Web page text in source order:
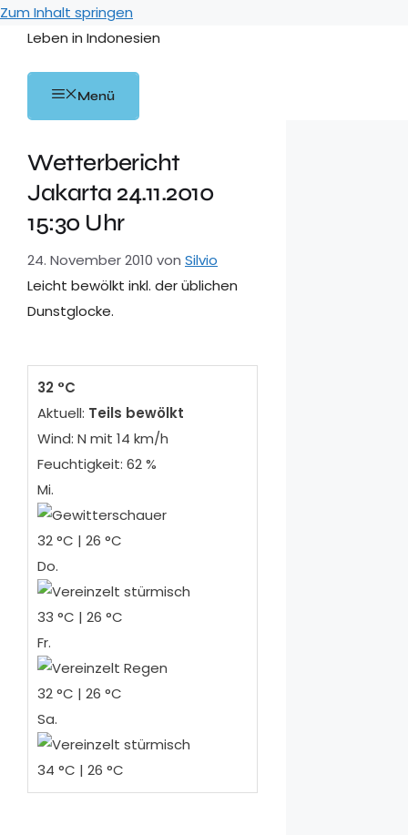
Zum Inhalt springen
Leben in Indonesien
Menü
Wetterbericht
Jakarta 24.11.2010
15:30 Uhr
24. November 2010 von Silvio
Leicht bewölkt inkl. der üblichen
Dunstglocke.
32 °C
Aktuell: Teils bewölkt
Wind: N mit 14 km/h
Feuchtigkeit: 62 %
Mi.
32 °C | 26 °C
Do.
33 °C | 26 °C
Fr.
32 °C | 26 °C
Sa.
34 °C | 26 °C